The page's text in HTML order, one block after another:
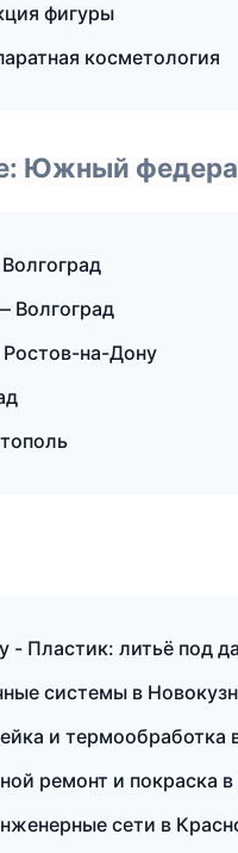
фигуры
косметология
Южный
Волгоград
на-Дону
- Пластик: литьё под
системы в
и термообработка
ремонт и покраска
сети в